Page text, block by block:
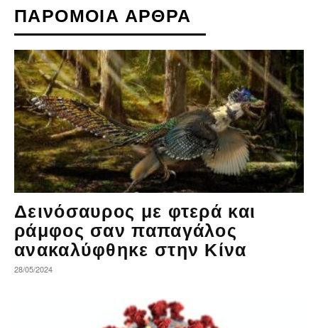
ΠΑΡΟΜΟΙΑ ΑΡΘΡΑ
Δεινόσαυρος με φτερά και
ράμφος σαν παπαγάλος
ανακαλύφθηκε στην Κίνα
28/05/2024